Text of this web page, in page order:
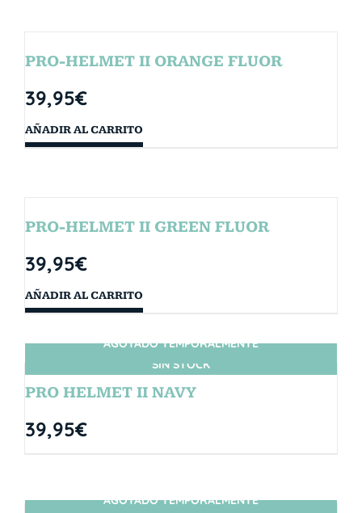
PRO-HELMET II ORANGE FLUOR
39,95€
AÑADIR AL CARRITO
PRO-HELMET II GREEN FLUOR
39,95€
AÑADIR AL CARRITO
SIN STOCK
AGOTADO TEMPORALMENTE
PRO HELMET II NAVY
39,95€
SIN STOCK
AGOTADO TEMPORALMENTE